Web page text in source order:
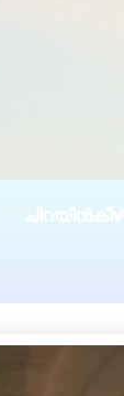
ചിറയിൻകീഴ്